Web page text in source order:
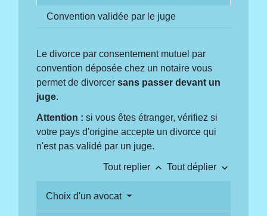
Convention validée par le juge
Le divorce par consentement mutuel par
convention déposée chez un notaire vous
permet de divorcersans passer devant un
juge.
Attention : si vous êtes étranger, vérifiez si
votre pays d'origine accepte un divorce qui
n'est pas validé par un juge.
Tout replier keyboard_arrow_up Tout déplier keyboard_arrow_down
Choix d'un avocat